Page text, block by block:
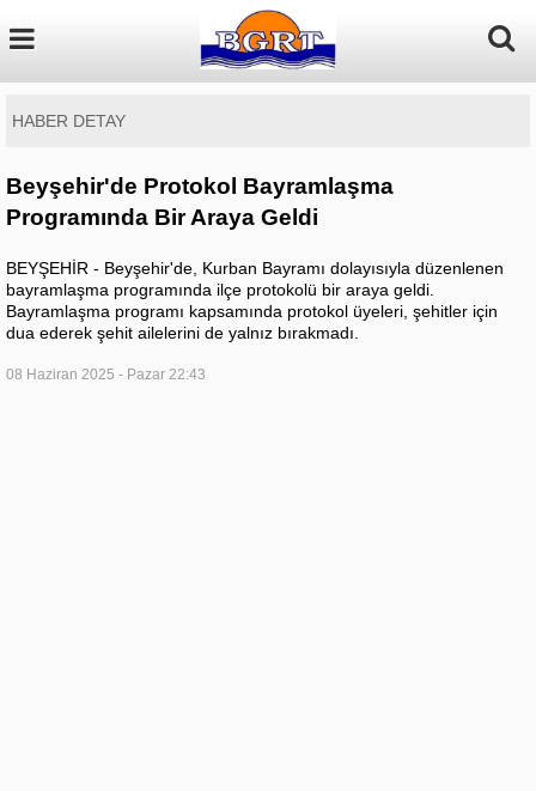
HABER DETAY
Beyşehir'de Protokol Bayramlaşma
Programında Bir Araya Geldi
BEYŞEHİR - Beyşehir'de, Kurban Bayramı dolayısıyla düzenlenen
bayramlaşma programında ilçe protokolü bir araya geldi.
Bayramlaşma programı kapsamında protokol üyeleri, şehitler için
dua ederek şehit ailelerini de yalnız bırakmadı.
08 Haziran 2025 - Pazar 22:43